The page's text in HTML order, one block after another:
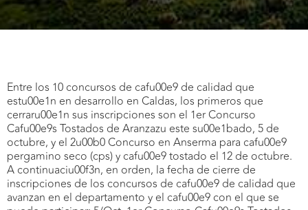
Entre los 10 concursos de cafu00e9 de calidad que
estu00e1n en desarrollo en Caldas, los primeros que
cerraru00e1n sus inscripciones son el 1er Concurso
Cafu00e9s Tostados de Aranzazu este su00e1bado, 5 de
octubre, y el 2u00b0 Concurso en Anserma para cafu00e9
pergamino seco (cps) y cafu00e9 tostado el 12 de octubre.
A continuaciu00f3n, en orden, la fecha de cierre de
inscripciones de los concursos de cafu00e9 de calidad que
avanzan en el departamento y el cafu00e9 con el que se